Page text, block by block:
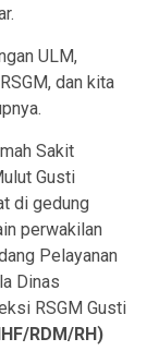
ULM,
dan kita
Sakit
Gusti
di gedung
perwakilan
Pelayanan
Dinas
RSGM Gusti
RDM/RH)